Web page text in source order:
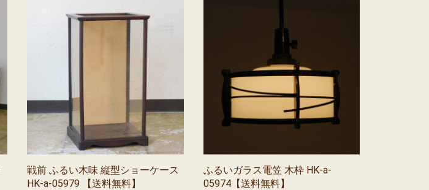
戦前 ふるい木味 縦型ショーケース
HK-a-05979 【送料無料】
ふるいガラス電笠 木枠 HK-a-
05974【送料無料】